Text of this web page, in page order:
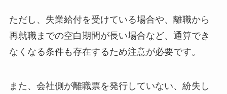
ただし、失業給付を受けている場合や、離職から
再就職までの空白期間が長い場合など、通算でき
なくなる条件も存在するため注意が必要です。
また、会社側が離職票を発行していない、紛失し